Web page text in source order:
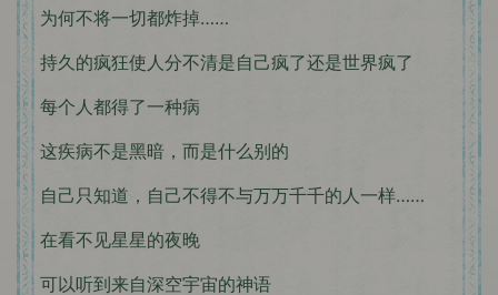
为何不将一切都炸掉……
持久的疯狂使人分不清是自己疯了还是世界疯了
每个人都得了一种病
这疾病不是黑暗，而是什么别的
自己只知道，自己不得不与万万千千的人一样……
在看不见星星的夜晚
可以听到来自深空宇宙的神语